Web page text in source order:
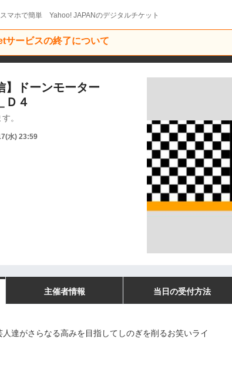
スマホで簡単 Yahoo! JAPANのデジタルチケット
サービスの終了について
】ドーンモーター
４
。
水) 23:59
主催者情報 当日の受付方法
達がさらなる高みを目指してしのぎを削るお笑いライ